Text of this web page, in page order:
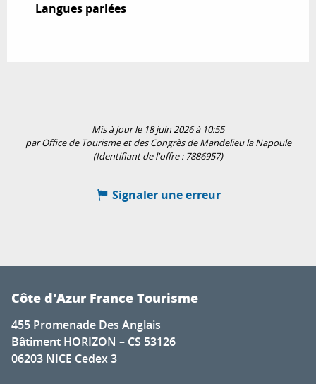
Langues parlées
Langues parlées
Mis à jour le 18 juin 2026 à 10:55
par Office de Tourisme et des Congrès de Mandelieu la Napoule
(Identifiant de l'offre : 7886957)
Signaler une erreur
Côte d'Azur France Tourisme
455 Promenade Des Anglais
Bâtiment HORIZON – CS 53126
06203 NICE Cedex 3